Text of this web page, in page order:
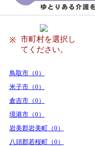
※
市町村を選択し
てください。
鳥取市（0）
米子市（0）
倉吉市（0）
境港市（0）
岩美郡岩美町（0）
八頭郡若桜町（0）